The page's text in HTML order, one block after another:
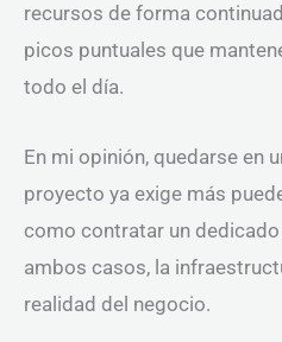
recursos de forma
picos puntuales que
todo el día.
En mi opinión, quedarse en
proyecto ya exige más
como contratar un
ambos casos, la
realidad del negocio.